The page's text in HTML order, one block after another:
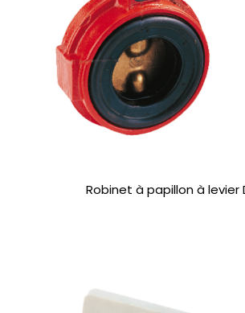
Robinet à papillon à levier